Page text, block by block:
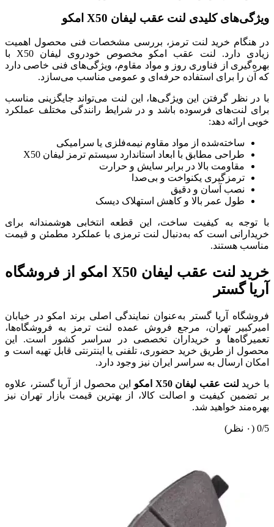
ویژگی‌های کلیدی لنت عقب لیفان X50 امکو
در هنگام خرید لنت ترمز، بررسی مشخصات فنی محصول اهمیت
زیادی دارد. لنت عقب امکو مخصوص خودروی لیفان X50 با
بهره‌گیری از فناوری روز و مواد مقاوم، ویژگی‌های فنی خاصی دارد
که آن را برای استفاده حرفه‌ای و عمومی مناسب می‌سازد.
با در نظر گرفتن این ویژگی‌ها، این لنت می‌تواند جایگزینی مناسب
برای لنت‌های فرسوده باشد و در شرایط رانندگی مختلف عملکرد
خوبی ارائه دهد:
ساخته‌شده از مواد مقاوم نیمه‌فلزی یا سرامیکی
طراحی مطابق با ابعاد استاندارد سیستم ترمز لیفان X50
مقاومت بالا در برابر سایش و حرارت
ترمزگیری یکنواخت و بی‌صدا
نصب آسان و دقیق
طول عمر بالا و کاهش استهلاک دیسک
با توجه به کیفیت ساخت، این قطعه انتخابی هوشمندانه برای
خریدارانی است که به‌دنبال لنت ترمزی با عملکرد مطمئن و قیمت
مناسب هستند.
خرید لنت عقب لیفان X50 امکو از فروشگاه
آریا گستر
فروشگاه آریا گستر به‌عنوان نمایندگی اصلی برند امکو در خیابان
امیرکبیر تهران، مرجع فروش عمده لنت ترمز به فروشگاه‌ها،
تعمیرگاه‌ها و خریداران تخصصی در سراسر کشور است. این
محصول از طریق خرید حضوری، تلفنی یا اینترنتی قابل تهیه است و
امکان ارسال به سراسر ایران نیز وجود دارد.
با خرید لنت عقب لیفان X50 امکو
این محصول از آریا گستر، علاوه
بر تضمین کیفیت و اصالت کالا، از بهترین قیمت بازار تهران نیز
بهره‌مند خواهید شد.
0/5 (۰ نظر)